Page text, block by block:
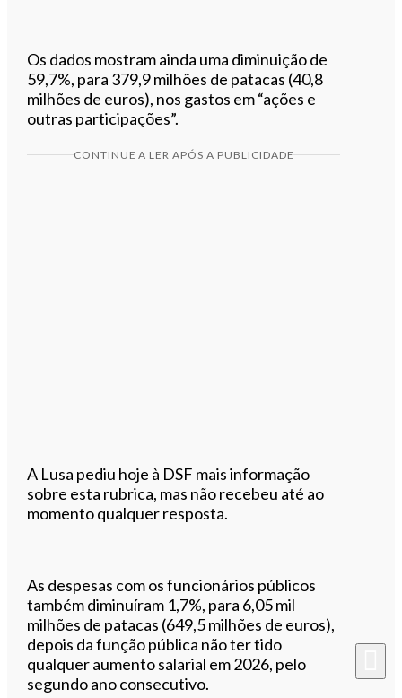
Os dados mostram ainda uma diminuição de
59,7%, para 379,9 milhões de patacas (40,8
milhões de euros), nos gastos em “ações e
outras participações”.
CONTINUE A LER APÓS A PUBLICIDADE
A Lusa pediu hoje à DSF mais informação
sobre esta rubrica, mas não recebeu até ao
momento qualquer resposta.
As despesas com os funcionários públicos
também diminuíram 1,7%, para 6,05 mil
milhões de patacas (649,5 milhões de euros),
depois da função pública não ter tido
qualquer aumento salarial em 2026, pelo
segundo ano consecutivo.